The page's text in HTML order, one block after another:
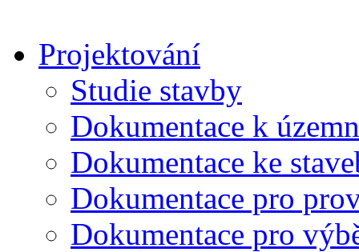
Projektování
Studie stavby
Dokumentace k
Dokumentace ke
Dokumentace pro
Dokumentace pro